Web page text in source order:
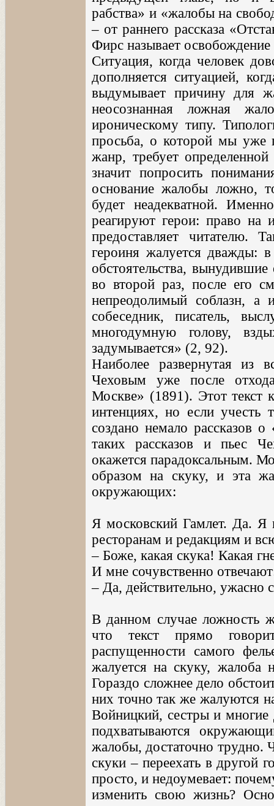
рабства» и «жалобы на
– от раннего рассказа
Фирс называет
Ситуация, когда человек
дополняется ситуацией,
выдумывает причину для
неосознанная ложная
ироническому типу.
просьба, о которой мы уже
жанр, требует
значит попросить
основание жалобы ложно,
будет неадекватной.
реагируют герои: право на
предоставляет читателю.
героиня жалуется дважды:
обстоятельства,
во второй раз, после его
непреодолимый соблазн, а
собеседник, писатель,
многодумную голову,
задумывается» (2, 92).
Наиболее развернутая из
Чеховым уже после
Москве» (1891). Этот текст
интенциях, но если учесть
создано немало рассказов
таких рассказов и пьес
окажется парадоксальным.
образом на скуку, и эта
окружающих:
Я московский Гамлет. Да.
ресторанам и редакциям и
– Боже, какая скука! Какая
И мне сочувственно
– Да, действительно, ужасно
В данном случае ложность
что текст прямо
распущенности самого
жалуется на скуку, жалоба
Гораздо сложнее дело
них точно так же жалуются
Войницкий, сестры и многие
подхватываются
жалобы, достаточно трудно.
скуки – переехать в другой
просто, и недоумевает:
изменить свою жизнь?